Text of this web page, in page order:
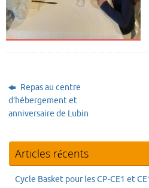
Repas au centre
d’hébergement et
anniversaire de Lubin
Articles récents
Cycle Basket pour les CP-CE1 et